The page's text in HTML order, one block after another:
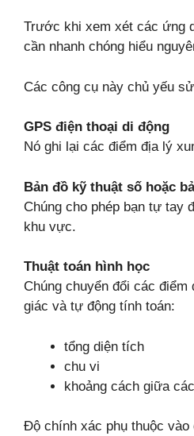
Trước khi xem xét các ứng
cần nhanh chóng hiểu
Các công cụ này chủ yếu
GPS điện thoại di động
Nó ghi lại các điểm địa lý
Bản đồ kỹ thuật số hoặc
Chúng cho phép bạn tự tay
khu vực.
Thuật toán hình học
Chúng chuyển đổi các điểm
giác và tự động tính toán:
tổng diện tích
chu vi
khoảng cách giữa
Độ chính xác phụ thuộc